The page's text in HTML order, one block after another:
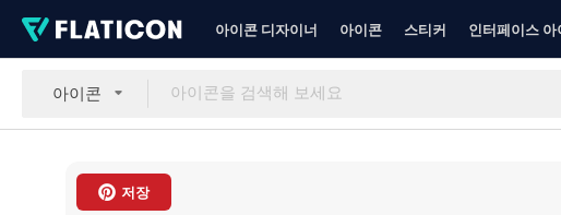
아이콘 디자이너 아이콘 스티커 인터페이스 아
아이콘
저장